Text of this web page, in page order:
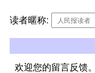
读者暱称:
欢迎您的留言反馈。